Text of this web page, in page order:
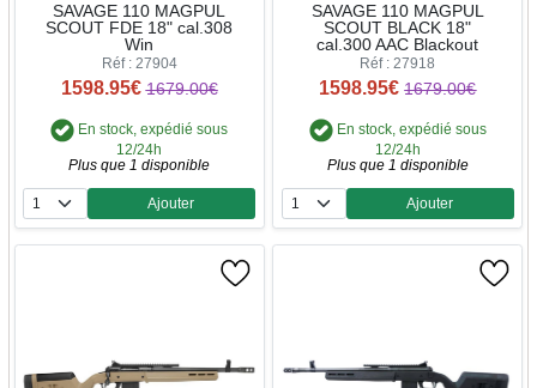
SAVAGE 110 MAGPUL
SCOUT FDE 18" cal.308
Win
Réf : 27904
1598.95€ 1679.00€
En stock, expédié sous
12/24h
Plus que 1 disponible
Quantité
Ajouter
SAVAGE 110 MAGPUL
SCOUT BLACK 18"
cal.300 AAC Blackout
Réf : 27918
1598.95€ 1679.00€
En stock, expédié sous
12/24h
Plus que 1 disponible
Quantité
Ajouter